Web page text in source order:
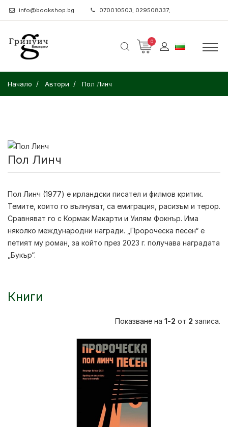
info@bookshop.bg 070010503; 029508337;
0
Начало Автори Пол Линч
Пол Линч
Пол Линч (1977) е ирландски писател и филмов критик.
Темите, които го вълнуват, са емиграция, расизъм и терор.
Сравняват го с Кормак Макарти и Уилям Фокнър. Има
няколко международни награди. „Пророческа песен“ е
петият му роман, за който през 2023 г. получава наградата
„Букър“.
Книги
Показване на 1-2 от 2 записа.